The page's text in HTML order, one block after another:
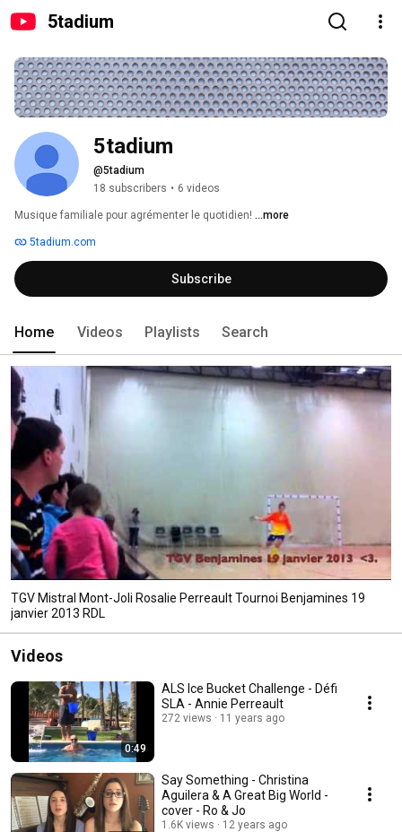
5tadium
5tadium
@5tadium
18 subscribers • 6 videos
Musique familiale pour agrémenter le quotidien! ...more
5tadium.com
Subscribe
Home Videos Playlists Search
TGV Mistral Mont-Joli Rosalie Perreault Tournoi Benjamines 19
janvier 2013 RDL
Videos
0:49
ALS Ice Bucket Challenge - Défi
SLA - Annie Perreault
272 views 11 years ago
Say Something - Christina
Aguilera & A Great Big World -
cover - Ro & Jo
1.6K views 12 years ago